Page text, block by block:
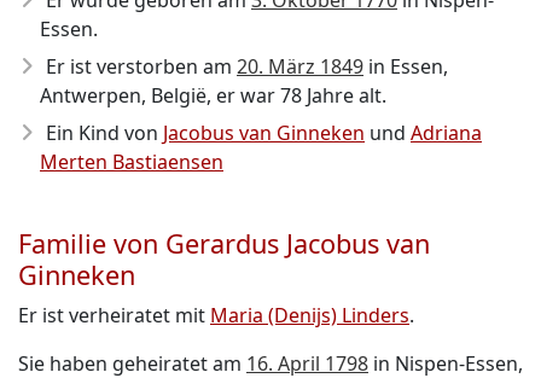
Essen.
Er ist verstorben am 20. März 1849 in Essen,
Antwerpen, België, er war 78 Jahre alt.
Ein Kind von Jacobus van Ginneken und Adriana
Merten Bastiaensen
Familie von Gerardus Jacobus van
Ginneken
Er ist verheiratet mit Maria (Denijs) Linders.
Sie haben geheiratet am 16. April 1798 in Nispen-Essen,